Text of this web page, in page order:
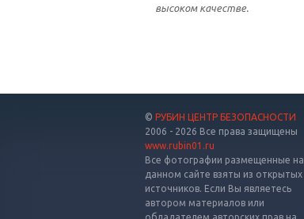
высоком качестве.
© РУБИН ЦЕНТР БЕЗОПАСНОСТИ
2006 - 2026 Все права защищены
www.rubin01.ru
Все фотографии размещенные на
данном сайте взяты из открытых
источников. Если Вы являетесь
автором материалов или